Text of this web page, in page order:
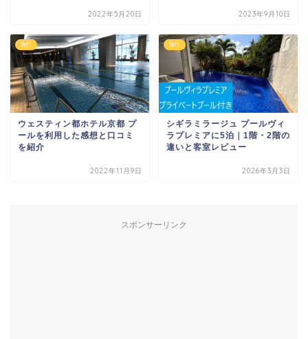
2022年5月20日 2023年9月10日
旅行
ウェスティン都ホテル京都 プ
ールを利用した感想と口コミ
を紹介
2022年11月9日
旅行
シギラミラージュ プールヴィ
ラプレミアに5泊｜1階・2階の
違いと客室レビュー
2026年3月3日
スポンサーリンク